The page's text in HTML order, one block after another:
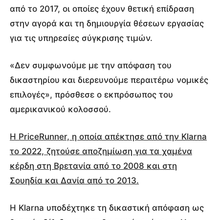
από το 2017, οι οποίες έχουν θετική επίδραση
στην αγορά και τη δημιουργία θέσεων εργασίας
για τις υπηρεσίες σύγκρισης τιμών.
«Δεν συμφωνούμε με την απόφαση του
δικαστηρίου και διερευνούμε περαιτέρω νομικές
επιλογές», πρόσθεσε ο εκπρόσωπος του
αμερικανικού κολοσσού.
Η PriceRunner, η οποία απέκτησε από την Klarna
το 2022, ζητούσε αποζημίωση για τα χαμένα
κέρδη στη Βρετανία από το 2008 και στη
Σουηδία και Δανία από το 2013.
Η Klarna υποδέχτηκε τη δικαστική απόφαση ως